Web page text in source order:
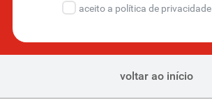
aceito a política de privacidade
voltar ao início